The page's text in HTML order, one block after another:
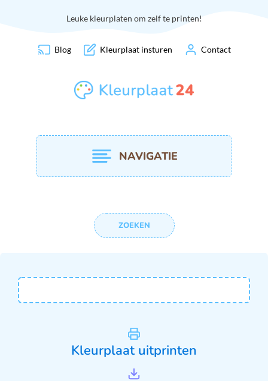
Leuke kleurplaten om zelf te printen!
Blog Kleurplaat insturen Contact
NAVIGATIE
ZOEKEN
Kleurplaat uitprinten